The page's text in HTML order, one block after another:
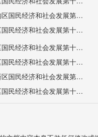
总产量12.17万吨，同
（北京市）门头沟区国民经济和社会发展第十五个五年规划纲要
（北京市）房山区国民经济和社会发展第十五个五年规划纲要
（北京市）东城区国民经济和社会发展第十五个五年规划纲要
（北京市）大兴区国民经济和社会发展第十五个五年规划纲要
（天津市）滨海新区国民经济和社会发展第十五个五年规划纲要
（天津市）宝坻区国民经济和社会发展第十五个五年规划纲要